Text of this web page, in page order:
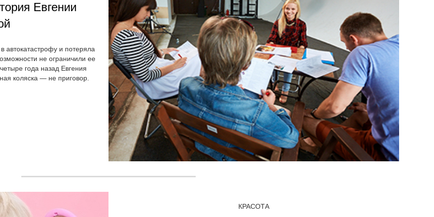
Евгении
автокатастрофу и потеряла
не ограничили ее
года назад Евгения
коляска — не приговор.
КРАСОТА